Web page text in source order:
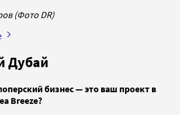
(Фото DR)
Дубай
бизнес — это ваш проект в
Breeze?